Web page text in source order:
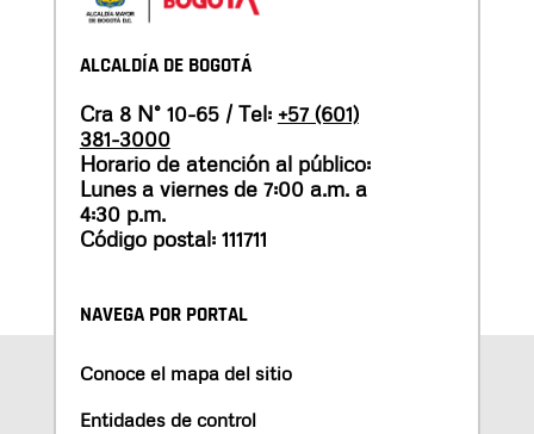
ALCALDÍA DE BOGOTÁ
Cra 8 N° 10-65 / Tel: +57 (601)
381-3000
Horario de atención al público:
Lunes a viernes de 7:00 a.m. a
4:30 p.m.
Código postal: 111711
NAVEGA POR PORTAL
Conoce el mapa del sitio
Entidades de control